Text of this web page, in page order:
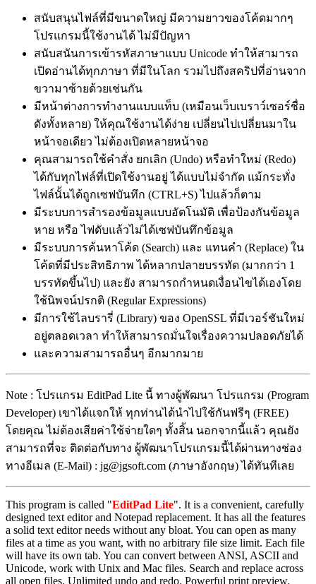
สนับสนุนไฟล์ที่มีขนาดใหญ่ มีความยาวของโค้ดมากๆ
โปรแกรมนี้ใช้งานได้ ไม่มีปัญหา
สนับสนันการเข้ารหัสภาษาแบบ Unicode ทำให้สามารถ
เปิดอ่านได้ทุกภาษา ที่มีในโลก รวมไปถึงสคริปที่อ่านจาก
ขวามาซ้ายด้วยเช่นกัน
มีหน้าต่างการทำงานแบบแท็บ (เหมือนเว็บเบราว์เซอร์ชื่อ
ดังทั้งหลาย) ให้คุณใช้งานได้ง่าย เปลี่ยนไปเปลี่ยนมาใน
หน้าจอเดียว ไม่ต้องเปิดหลายหน้าจอ
คุณสามารถใช้คำสั่ง ยกเลิก (Undo) หรือทำใหม่ (Redo)
ได้กับทุกไฟล์ที่เปิดใช้งานอยู่ ได้แบบไม่จำกัด แม้กระทั่ง
ไฟล์นั้นได้ถูกเซฟบันทึก (CTRL+S) ไปแล้วก็ตาม
มีระบบการสำรองข้อมูลแบบอัตโนมัติ เพื่อป้องกันข้อมูล
หาย หรือ ไฟดับแล้วไม่ได้เซฟบันทึกข้อมูล
มีระบบการค้นหาโค้ด (Search) และ แทนคำ (Replace) ใน
โค้ดที่มีประสิทธิภาพ ได้หลากปลายบรรทัด (มากกว่า 1
บรรทัดขึ้นไป) และยัง สามารถกำหนดเงื่อนไขได้เองโดย
ใช้นิพจน์ปรกติ (Regular Expressions)
มีการใช้ไลบรารี่ (Library) ของ OpenSSL ที่มีเวอร์ชันใหม่
อยู่ตลอดเวลา ทำให้สามารถมั่นใจเรื่องความปลอดภัยได้
และความสามารถอื่นๆ อีกมากมาย
Note : โปรแกรม EditPad Lite นี้ ทางผู้พัฒนา โปรแกรม (Program
Developer) เขาได้แจกให้ ทุกท่านได้นำไปใช้กันฟรีๆ (FREE)
โดยคุณ ไม่ต้องเสียค่าใช้จ่ายใดๆ ทั้งสิ้น นอกจากนี้แล้ว คุณยัง
สามารถที่จะ ติดต่อกับทาง ผู้พัฒนาโปรแกรมนี้ได้ผ่านทางช่อง
ทางอีเมล (E-Mail) : jg@jgsoft.com (ภาษาอังกฤษ) ได้ทันทีเลย
This program is called "EditPad Lite". It is a convenient, carefully
designed text editor and Notepad replacement. It has all the features
a solid text editor needs without any bloat. You can open as many
files at a time as you want, with no arbitrary file size limit. Each file
will have its own tab. You can convert between ANSI, ASCII and
Unicode, work with Unix and Mac files. Search and replace across
all open files. Unlimited undo and redo. Powerful print preview.